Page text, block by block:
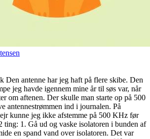
Den antenne har jeg haft på flere skibe. Den
jeg havde igennem mine år til søs var, når
om aftenen. Der skulle man starte op på 500
antennestrømmen ind i journalen. På
kunne jeg ikke afstemme på 500 KHz før
ting: 1. Gå ud og vaske isolatoren i bunden af
en spand vand over isolatoren. Det var